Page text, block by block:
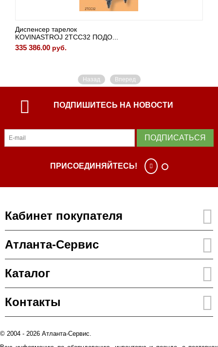
Диспенсер тарелок
KOVINASTROJ 2TCC32 ПОДО...
335 386.00 руб.
Назад Вперед
ПОДПИШИТЕСЬ НА НОВОСТИ
ПОДПИСАТЬСЯ
ПРИСОЕДИНЯЙТЕСЬ!
Кабинет покупателя
Атланта-Сервис
Каталог
Контакты
© 2004 - 2026 Атланта-Сервис.